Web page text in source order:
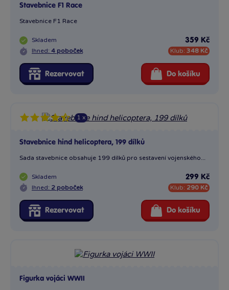
Stavebnice F1 Race
Stavebnice F1 Race
Skladem
Ihned: 4 poboček
359 Kč
Klub: 348 Kč
Rezervovat Do košíku
1 x
Stavebnice hind helicoptera, 199 dílků
Sada stavebnice obsahuje 199 dílků pro sestavení vojenského...
Skladem
Ihned: 2 poboček
299 Kč
Klub: 290 Kč
Rezervovat Do košíku
Figurka vojáci WWII